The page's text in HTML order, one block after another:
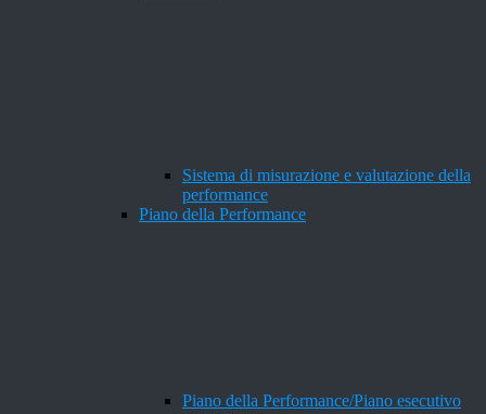
Sistema di misurazione e valutazione della
performance
Piano della Performance
Piano della Performance/Piano esecutivo